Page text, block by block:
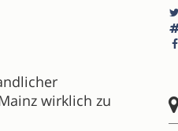
wirklich zu